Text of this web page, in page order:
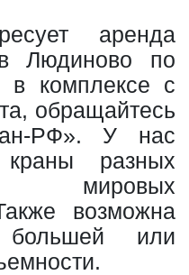
аренда
Людиново по
в комплексе с
обращайтесь
РФ». У нас
разных
мировых
возможна
или